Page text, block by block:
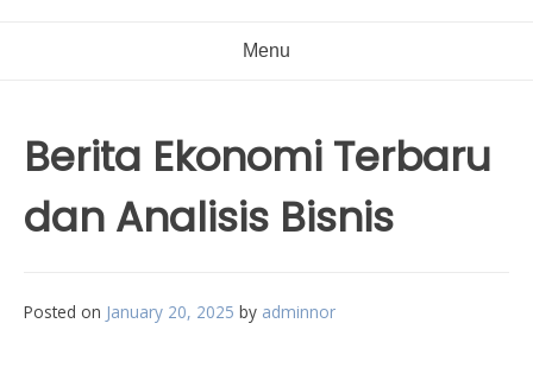
Menu
Berita Ekonomi Terbaru
dan Analisis Bisnis
Posted on January 20, 2025 by adminnor